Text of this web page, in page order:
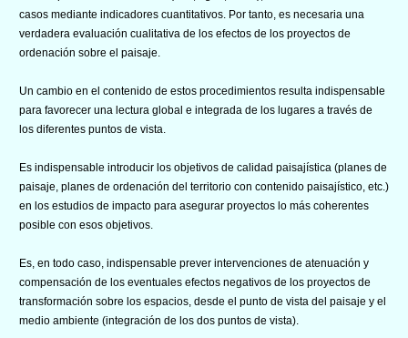
casos mediante indicadores cuantitativos. Por tanto, es necesaria una
verdadera evaluación cualitativa de los efectos de los proyectos de
ordenación sobre el paisaje.
Un cambio en el contenido de estos procedimientos resulta indispensable
para favorecer una lectura global e integrada de los lugares a través de
los diferentes puntos de vista.
Es indispensable introducir los objetivos de calidad paisajística (planes de
paisaje, planes de ordenación del territorio con contenido paisajístico, etc.)
en los estudios de impacto para asegurar proyectos lo más coherentes
posible con esos objetivos.
Es, en todo caso, indispensable prever intervenciones de atenuación y
compensación de los eventuales efectos negativos de los proyectos de
transformación sobre los espacios, desde el punto de vista del paisaje y el
medio ambiente (integración de los dos puntos de vista).